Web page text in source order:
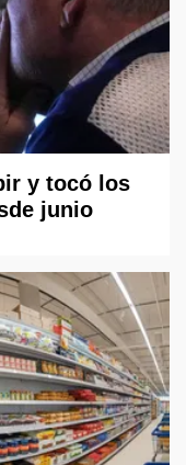
y tocó los
junio